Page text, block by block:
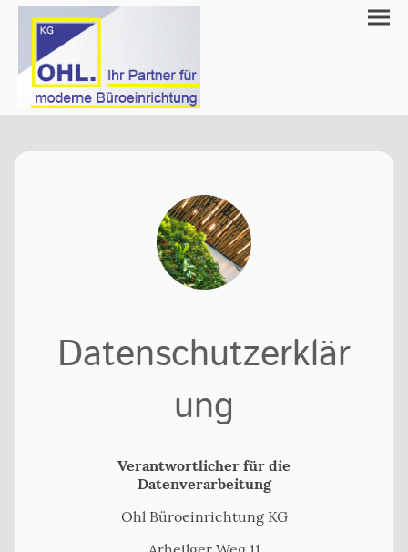
Datenschutzerklär
ung
Verantwortlicher für die
Datenverarbeitung
Ohl Büroeinrichtung KG